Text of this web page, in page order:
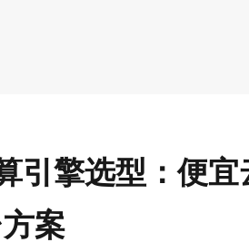
引擎选型：便
案